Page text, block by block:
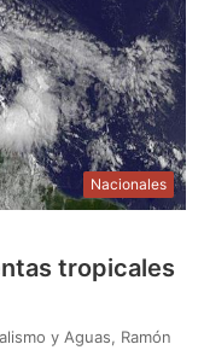
Nacionales
tropicales
y Aguas, Ramón